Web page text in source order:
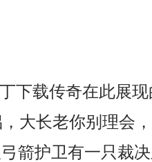
下载传奇在此展
大长老你别理会
箭护卫有一只裁